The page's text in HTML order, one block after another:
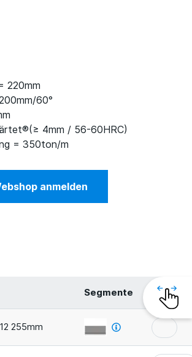
220mm
60°
4mm / 56-60HRC)
= 350ton/m
anmelden
Segmente
255mm